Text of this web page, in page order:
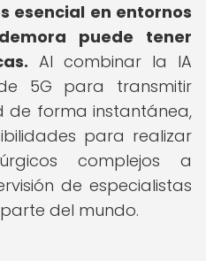
esencial en entornos
puede tener
Al combinar la IA
5G para transmitir
forma instantánea,
para realizar
complejos a
de especialistas
del mundo.